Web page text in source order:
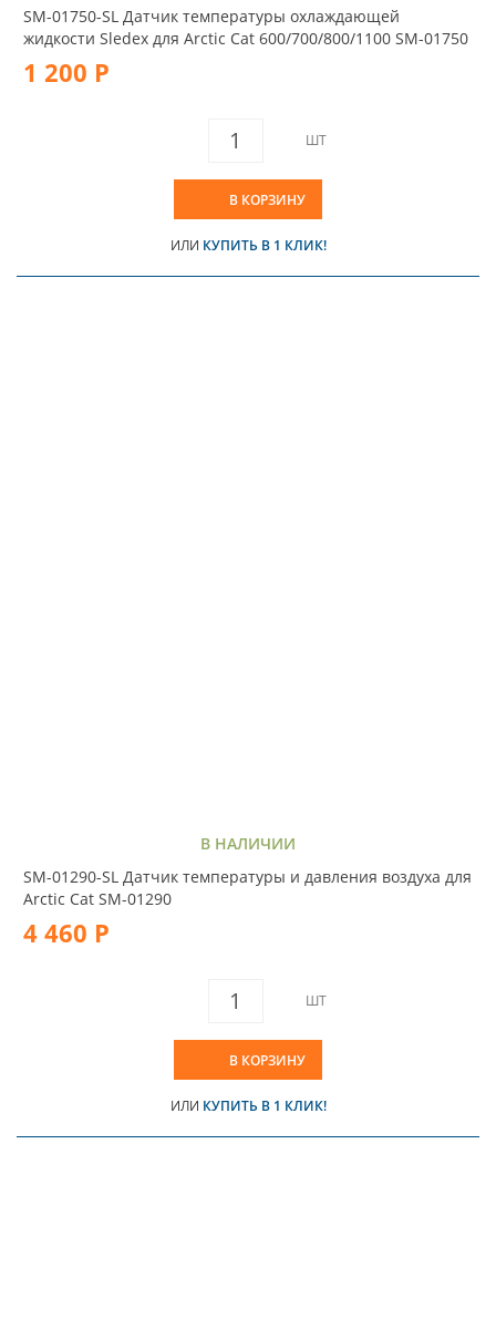
SM-01750-SL Датчик температуры охлаждающей
жидкости Sledex для Arctic Cat 600/700/800/1100 SM-01750
1 200 Р
ШТ
В КОРЗИНУ
ИЛИ КУПИТЬ В 1 КЛИК!
В НАЛИЧИИ
SM-01290-SL Датчик температуры и давления воздуха для
Arctic Cat SM-01290
4 460 Р
ШТ
В КОРЗИНУ
ИЛИ КУПИТЬ В 1 КЛИК!